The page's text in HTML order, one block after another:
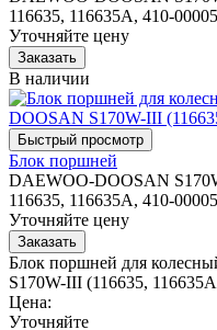
116635, 116635A, 410-00005
Уточняйте цену
В наличии
Блок поршней
DAEWOO-DOOSAN
116635, 116635A, 410-00005
Уточняйте цену
Блок поршней для
S170W-III (116635,
Цена:
Уточняйте